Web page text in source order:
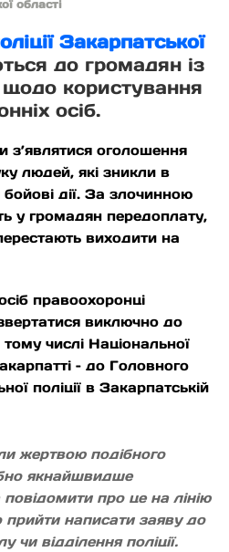
області
Закарпатської
до громадян із
користування
осіб.
з’являтися оголошення
людей, які зникли в
бойові дії. За злочинною
у громадян передоплату,
виходити на
правоохоронці
виключно до
числі Національної
– до Головного
поліції в Закарпатській
жертвою подібного
якнайшвидше
про це на лінію
прийти написати заяву до
чи відділення поліції.